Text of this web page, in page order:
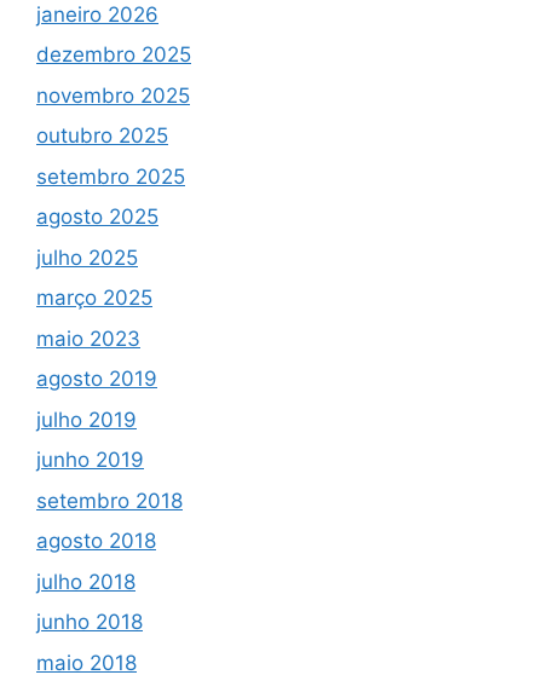
janeiro 2026
dezembro 2025
novembro 2025
outubro 2025
setembro 2025
agosto 2025
julho 2025
março 2025
maio 2023
agosto 2019
julho 2019
junho 2019
setembro 2018
agosto 2018
julho 2018
junho 2018
maio 2018